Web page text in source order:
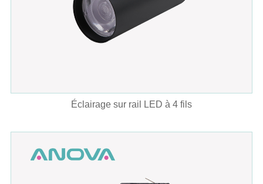
Éclairage sur rail LED à 4 fils